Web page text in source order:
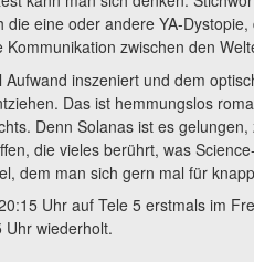
die eine oder andere YA-
zwischen den
inszeniert und dem
Das ist hemmungslos
Denn Solanas ist es
die vieles berührt, was
dem man sich gern mal für
Uhr auf Tele 5 erstmals im
wiederholt.